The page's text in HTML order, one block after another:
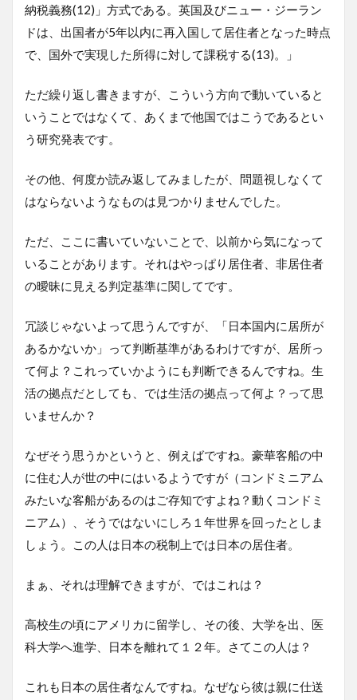
納税義務(12)」方式である。英国及びニュー・ジーラン
ドは、出国者が5年以内に再入国して居住者となった時点
で、国外で実現した所得に対して課税する(13)。」
ただ繰り返し書きますが、こういう方向で動いていると
いうことではなくて、あくまで他国ではこうであるとい
う研究発表です。
その他、何度か読み返してみましたが、問題視しなくて
はならないようなものは見つかりませんでした。
ただ、ここに書いていないことで、以前から気になって
いることがあります。それはやっぱり居住者、非居住者
の曖昧に見える判定基準に関してです。
冗談じゃないよって思うんですが、「日本国内に居所が
あるかないか」って判断基準があるわけですが、居所っ
て何よ？これっていかようにも判断できるんですね。生
活の拠点だとしても、では生活の拠点って何よ？って思
いませんか？
なぜそう思うかというと、例えばですね。豪華客船の中
に住む人が世の中にはいるようですが（コンドミニアム
みたいな客船があるのはご存知ですよね？動くコンドミ
ニアム）、そうではないにしろ１年世界を回ったとしま
しょう。この人は日本の税制上では日本の居住者。
まぁ、それは理解できますが、ではこれは？
高校生の頃にアメリカに留学し、その後、大学を出、医
科大学へ進学、日本を離れて１２年。さてこの人は？
これも日本の居住者なんですね。なぜなら彼は親に仕送